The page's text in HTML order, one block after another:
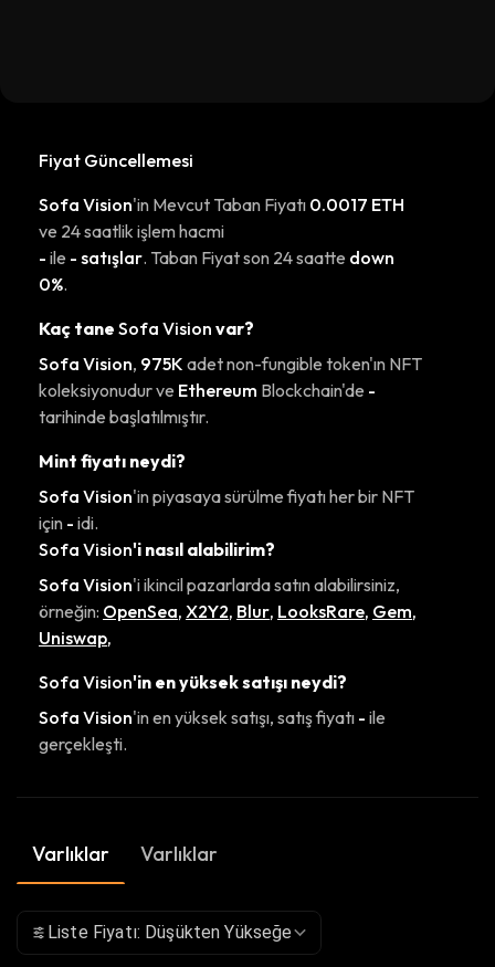
Fiyat Güncellemesi
Sofa Vision'in Mevcut Taban Fiyatı 0.0017 ETH
ve 24 saatlik işlem hacmi
- ile - satışlar. Taban Fiyat son 24 saatte down
0%.
Kaç tane Sofa Vision var?
Sofa Vision, 975K adet non-fungible token'ın NFT
koleksiyonudur ve Ethereum Blockchain'de -
tarihinde başlatılmıştır.
Mint fiyatı neydi?
Sofa Vision'in piyasaya sürülme fiyatı her bir NFT
için - idi.
Sofa Vision'i nasıl alabilirim?
Sofa Vision'i ikincil pazarlarda satın alabilirsiniz,
örneğin: OpenSea, X2Y2, Blur, LooksRare, Gem,
Uniswap,
Sofa Vision'in en yüksek satışı neydi?
Sofa Vision'in en yüksek satışı, satış fiyatı - ile
gerçekleşti.
Varlıklar Varlıklar
Liste Fiyatı: Düşükten Yükseğe